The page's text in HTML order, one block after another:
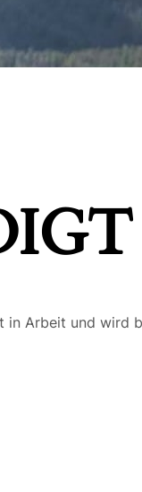
in Arbeit und wird